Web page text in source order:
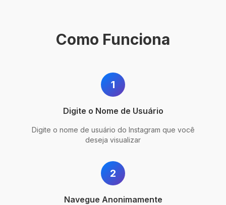
Como Funciona
1
Digite o Nome de Usuário
Digite o nome de usuário do Instagram que você
deseja visualizar
2
Navegue Anonimamente